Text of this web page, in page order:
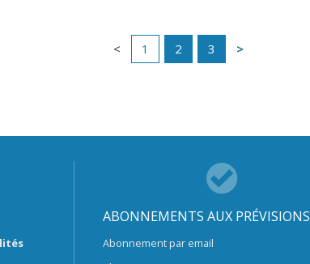
1 2 3
ABONNEMENTS AUX PRÉVISIONS
Abonnement par email